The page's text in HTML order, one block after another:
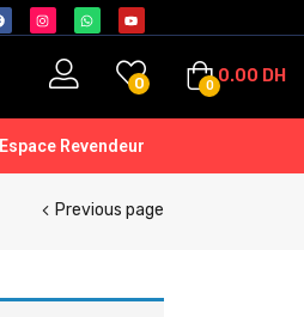
0 0 0.00 DH
Espace Revendeur
Previous page